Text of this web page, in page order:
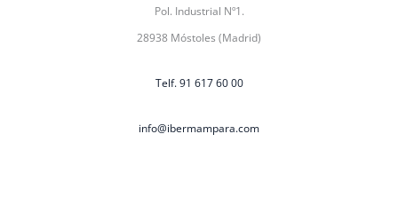
Pol. Industrial Nº1.
28938 Móstoles (Madrid)
Telf. 91 617 60 00
info@ibermampara.com